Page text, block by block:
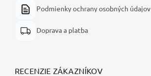
Podmienky ochrany osobných údajov
Doprava a platba
RECENZIE ZÁKAZNÍKOV